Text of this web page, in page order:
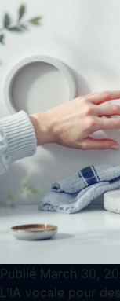
Publié March 30,
L'IA vocale pour